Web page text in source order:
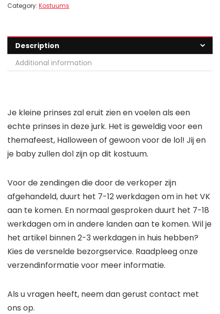
Category: Kostuums
Description
Additional information
Je kleine prinses zal eruit zien en voelen als een
echte prinses in deze jurk. Het is geweldig voor een
themafeest, Halloween of gewoon voor de lol! Jij en
je baby zullen dol zijn op dit kostuum.
Voor de zendingen die door de verkoper zijn
afgehandeld, duurt het 7-12 werkdagen om in het VK
aan te komen. En normaal gesproken duurt het 7-18
werkdagen om in andere landen aan te komen. Wil je
het artikel binnen 2-3 werkdagen in huis hebben?
Kies de versnelde bezorgservice. Raadpleeg onze
verzendinformatie voor meer informatie.
Als u vragen heeft, neem dan gerust contact met
ons op.